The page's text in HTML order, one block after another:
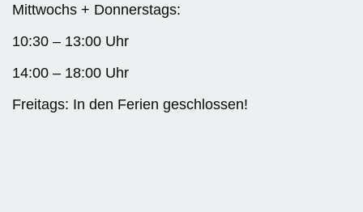
Mittwochs + Donnerstags:
10:30 – 13:00 Uhr
14:00 – 18:00 Uhr
Freitags: In den Ferien geschlossen!